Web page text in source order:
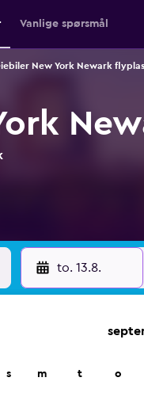
Vanlige spørsmål
New York Newark
to. 13.8.
s m t o